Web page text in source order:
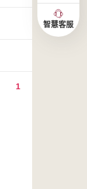
1
智慧客服